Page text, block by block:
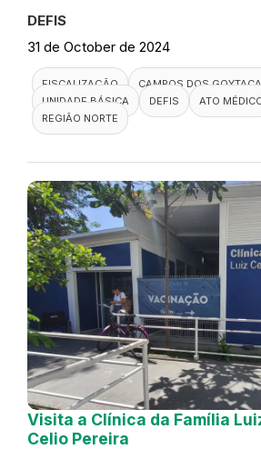
DEFIS
31 de October de 2024
FISCALIZAÇÃO
CAMPOS DOS
UNIDADE BÁSICA
DEFIS
ATO
REGIÃO NORTE
Visita a Clínica da Família
Celio Pereira